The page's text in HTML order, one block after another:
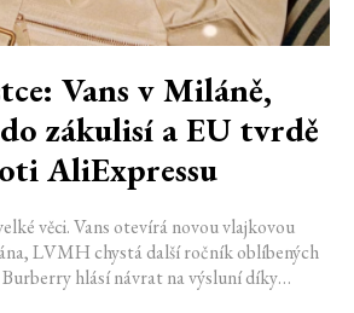
Vans v Miláně,
zákulisí a EU tvrdě
AliExpressu
věci. Vans otevírá novou vlajkovou
LVMH chystá další ročník oblíbených
hlásí návrat na výsluní díky